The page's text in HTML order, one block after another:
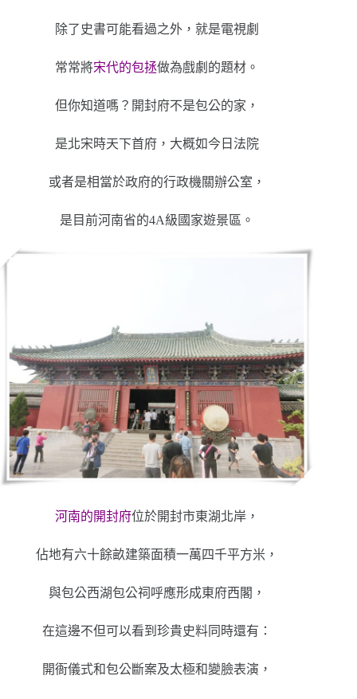
除了史書可能看過之外，就是電視劇
常常將宋代的包拯做為戲劇的題材。
但你知道嗎？開封府不是包公的家，
是北宋時天下首府，大概如今日法院
或者是相當於政府的行政機關辦公室，
是目前河南省的4A級國家遊景區。
河南的開封府位於開封市東湖北岸，
佔地有六十餘畝建築面積一萬四千平方米，
與包公西湖包公祠呼應形成東府西閣，
在這邊不但可以看到珍貴史料同時還有：
開衙儀式和包公斷案及太極和變臉表演，